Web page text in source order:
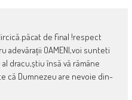
de final !respect
OAMENI,voi sunteti
dracu,știu însă vă rămâne
că Dumnezeu are nevoie din-